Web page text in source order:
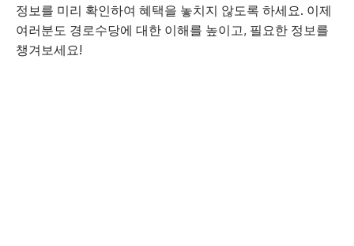
정보를 미리 확인하여 혜택을 놓치지 않도록 하세요. 이제
여러분도 경로수당에 대한 이해를 높이고, 필요한 정보를
챙겨보세요!